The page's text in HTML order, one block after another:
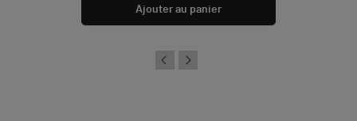
Ajouter au panier